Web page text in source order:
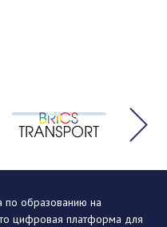
по образованию на
цифровая платформа для